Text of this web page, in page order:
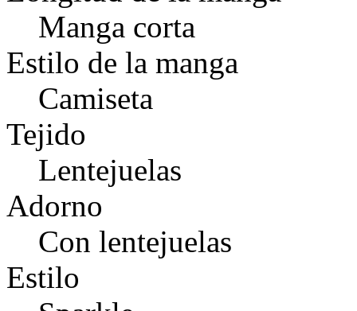
Manga corta
Estilo de la manga
Camiseta
Tejido
Lentejuelas
Adorno
Con lentejuelas
Estilo